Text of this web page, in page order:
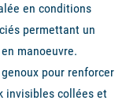
en conditions
permettant un
manoeuvre.
pour renforcer
invisibles collées et